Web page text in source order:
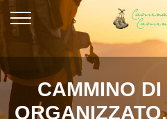
CAMMINO